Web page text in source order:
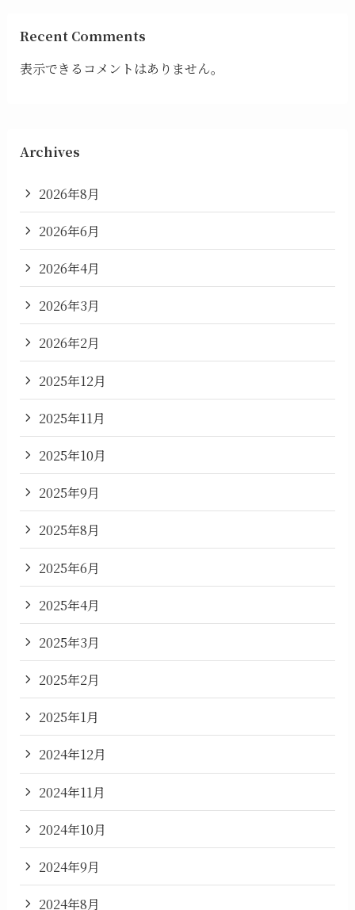
Recent Comments
表示できるコメントはありません。
Archives
2026年8月
2026年6月
2026年4月
2026年3月
2026年2月
2025年12月
2025年11月
2025年10月
2025年9月
2025年8月
2025年6月
2025年4月
2025年3月
2025年2月
2025年1月
2024年12月
2024年11月
2024年10月
2024年9月
2024年8月